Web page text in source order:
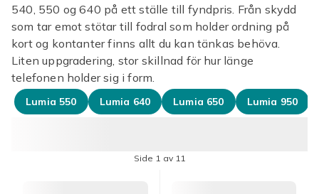
540, 550 og 640 på ett ställe till fyndpris. Från skydd
som tar emot stötar till fodral som holder ordning på
kort og kontanter finns allt du kan tänkas behöva.
Liten uppgradering, stor skillnad för hur länge
telefonen holder sig i form.
Lumia 550 Lumia 640 Lumia 650 Lumia 950
Side 1 av 11